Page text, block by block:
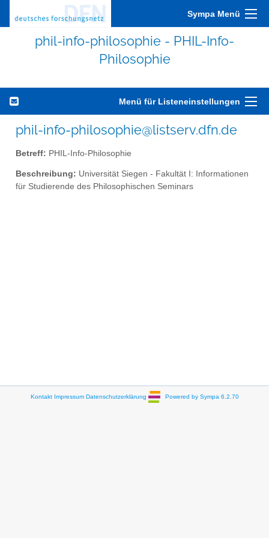
Sympa Menü
phil-info-philosophie - PHIL-Info-
Philosophie
Menü für Listeneinstellungen
phil-info-philosophie@listserv.dfn.de
Betreff: PHIL-Info-Philosophie
Beschreibung: Universität Siegen - Fakultät I: Informationen
für Studierende des Philosophischen Seminars
Kontakt Impressum Datenschutzerklärung Powered by Sympa 6.2.70